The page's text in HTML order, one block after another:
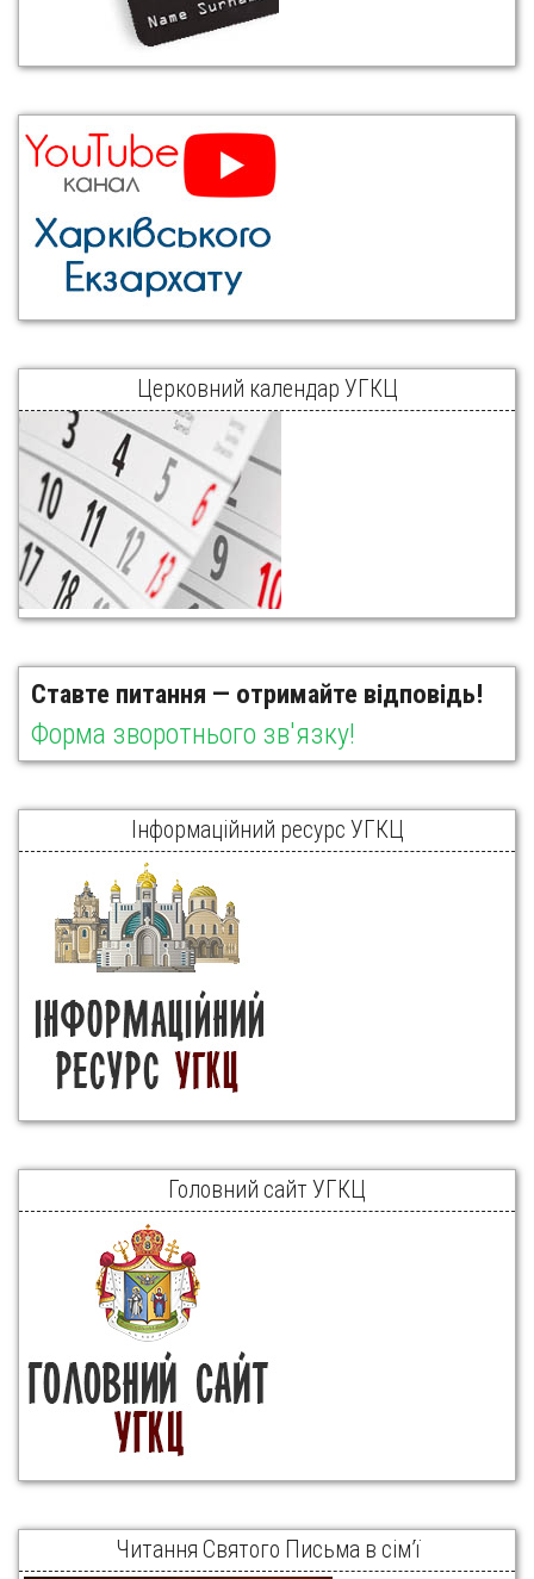
Церковний календар УГКЦ
Ставте питання — отримайте відповідь!
Форма зворотнього зв'язку!
Інформаційний ресурс УГКЦ
Головний сайт УГКЦ
Читання Святого Письма в сім’ї